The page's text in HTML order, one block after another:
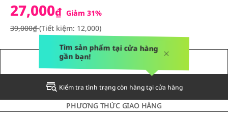
27,000₫ Giảm 31%
39,000₫(Tiết kiệm: 12,000)
THÔNG BÁO CHO TÔI
Kiểm tra tình trạng còn hàng tại cửa hàng
Tìm sản phẩm tại cửa hàng
gần bạn!
PHƯƠNG THỨC GIAO HÀNG